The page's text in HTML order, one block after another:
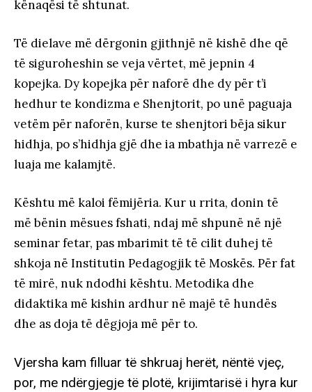
kënaqësi të shtunat.
Të dielave më dërgonin gjithnjë në kishë dhe që
të siguroheshin se veja vërtet, më jepnin 4
kopejka. Dy kopejka për naforë dhe dy për t’i
hedhur te kondizma e Shenjtorit, po unë paguaja
vetëm për naforën, kurse te shenjtori bëja sikur
hidhja, po s’hidhja gjë dhe ia mbathja në varrezë e
luaja me kalamjtë.
Kështu më kaloi fëmijëria. Kur u rrita, donin të
më bënin mësues fshati, ndaj më shpunë në një
seminar fetar, pas mbarimit të të cilit duhej të
shkoja në Institutin Pedagogjik të Moskës. Për fat
të mirë, nuk ndodhi kështu. Metodika dhe
didaktika më kishin ardhur në majë të hundës
dhe as doja të dëgjoja më për to.
Vjersha kam filluar të shkruaj herët, nëntë vjeç,
por, me ndërgjegje të plotë, krijimtarisë i hyra kur